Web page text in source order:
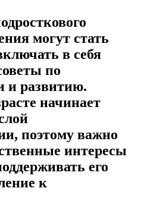
могут стать
в себя
по
и развитию.
начинает
поэтому важно
интересы
его
к